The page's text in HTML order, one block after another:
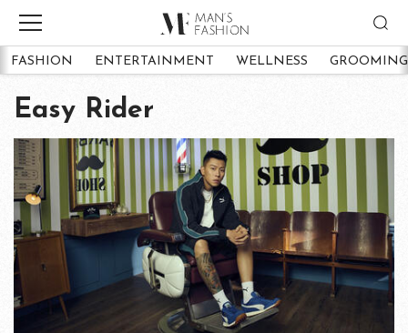
FASHION ENTERTAINMENT WELLNESS GROOMING
Easy Rider